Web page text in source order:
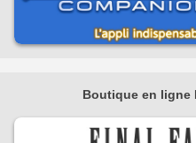
Boutique en ligne